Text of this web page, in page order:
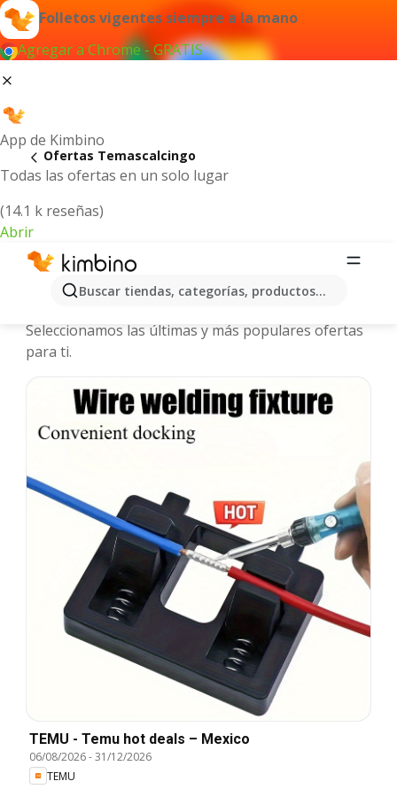
Folletos vigentes siempre a la mano
Agregar a Chrome - GRATIS
App de Kimbino
Todas las ofertas en un solo lugar
(14.1 k reseñas)
Abrir
Buscar tiendas, categorías, productos...
Ofertas Temascalcingo
Temascalcingo - Folletos y ofertas
Seleccionamos las últimas y más populares ofertas
para ti.
TEMU - Temu hot deals – Mexico
06/08/2026-31/12/2026
TEMU